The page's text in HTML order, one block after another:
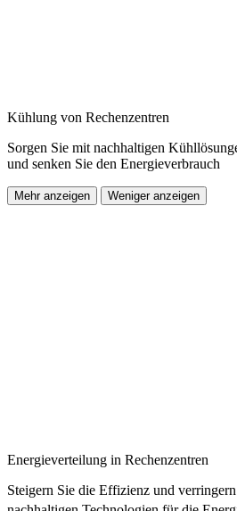
Kühlung von Rechenzentren
Sorgen Sie mit nachhaltigen
und senken Sie den Energieverbrauch
Mehr anzeigen Weniger anzeigen
Energieverteilung in Rechenzentren
Steigern Sie die Effizienz und